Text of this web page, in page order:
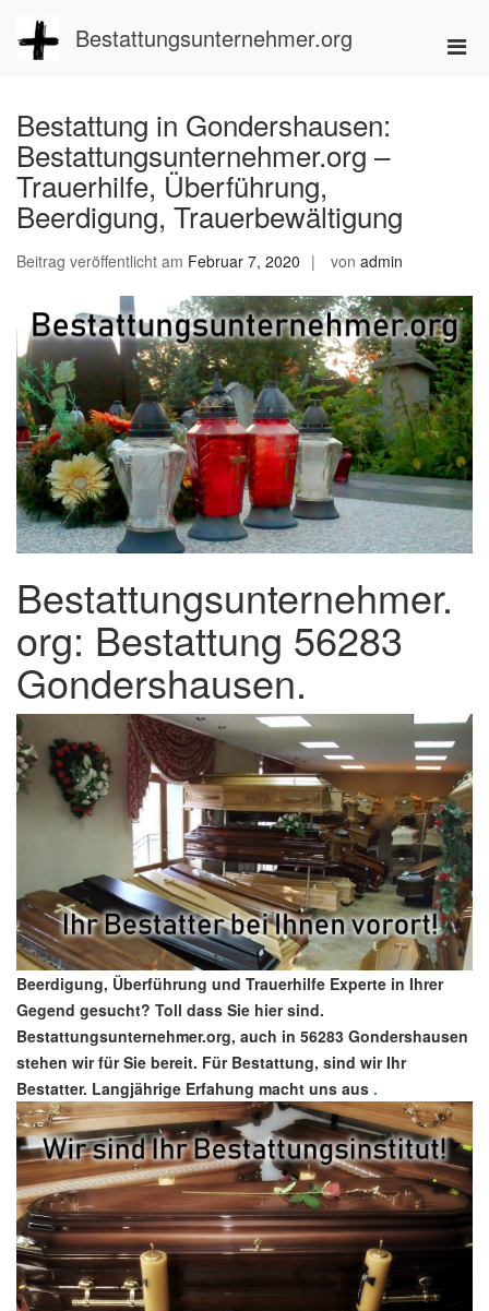
Inhalt
springen
Bestattungsunternehmer.org
Bestattung in Gondershausen:
Bestattungsunternehmer.org –
Trauerhilfe, Überführung,
Beerdigung, Trauerbewältigung
Beitrag veröffentlicht am Februar 7, 2020 von admin
Bestattungsunternehmer.
org: Bestattung 56283
Gondershausen.
Beerdigung, Überführung und Trauerhilfe Experte in Ihrer
Gegend gesucht? Toll dass Sie hier sind.
Bestattungsunternehmer.org, auch in 56283 Gondershausen
stehen wir für Sie bereit. Für Bestattung, sind wir Ihr
Bestatter. Langjährige Erfahung macht uns aus .